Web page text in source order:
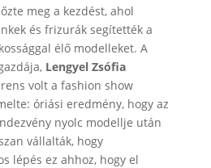
meg a kezdést, ahol
és frizurák segítették a
élő modelleket. A
Lengyel Zsófia
volt a fashion show
óriási eredmény, hogy az
nyolc modellje után
vállalták, hogy
lépés ez ahhoz, hogy el